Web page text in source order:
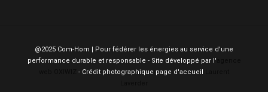
@2025 Com-Hom | Pour fédérer les énergies au service d'une
performance durable et responsable - Site développé par l'
- Crédit photographique page d'accueil